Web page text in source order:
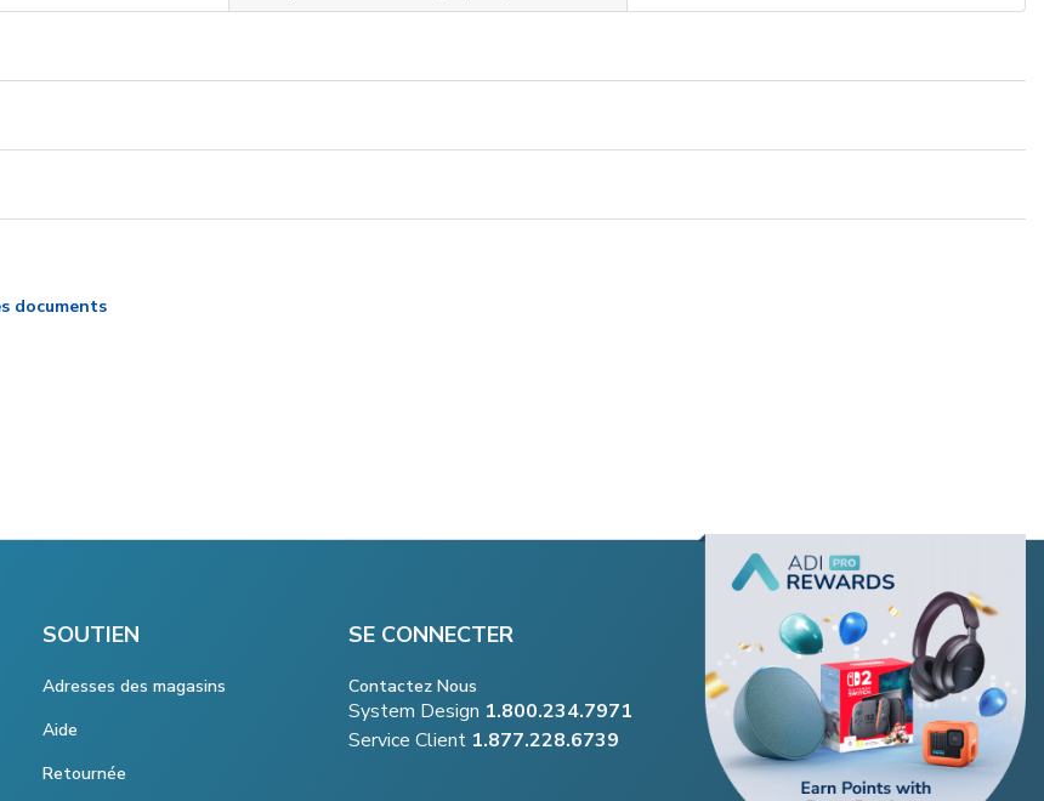
documents
SOUTIEN
Adresses des magasins
Aide
Retournée
SE CONNECTER
Contactez Nous
System Design 1.800.234.7971
Service Client 1.877.228.6739